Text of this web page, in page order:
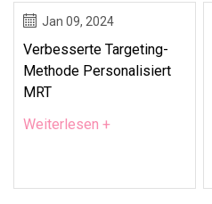
Jan 09, 2024
Verbesserte Targeting-
Methode Personalisiert
MRT
Weiterlesen +